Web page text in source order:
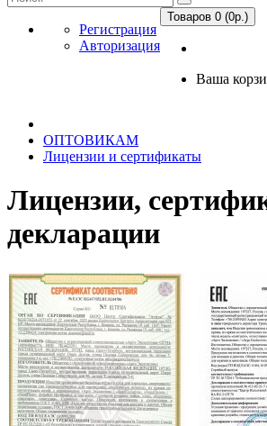
Регистрация
Авторизация
Товаров 0 (0р.)
Ваша
ОПТОВИКАМ
Лицензии и сертификаты
Лицензии,
декларации